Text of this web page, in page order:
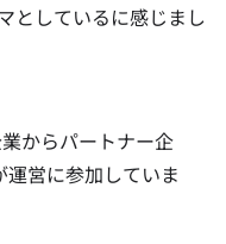
としているに感じまし
からパートナー企
営に参加していま